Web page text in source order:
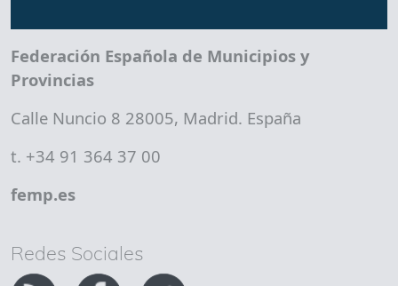
Federación Española de Municipios y
Provincias
Calle Nuncio 8 28005, Madrid. España
t. +34 91 364 37 00
femp.es
Redes Sociales